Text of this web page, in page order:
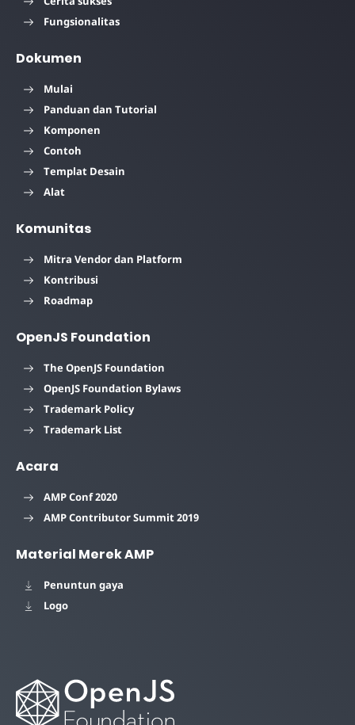
Fungsionalitas
Dokumen
Mulai
Panduan dan Tutorial
Komponen
Contoh
Templat Desain
Alat
Komunitas
Mitra Vendor dan Platform
Kontribusi
Roadmap
OpenJS Foundation
The OpenJS Foundation
OpenJS Foundation Bylaws
Trademark Policy
Trademark List
Acara
AMP Conf 2020
AMP Contributor Summit 2019
Material Merek AMP
Penuntun gaya
Logo